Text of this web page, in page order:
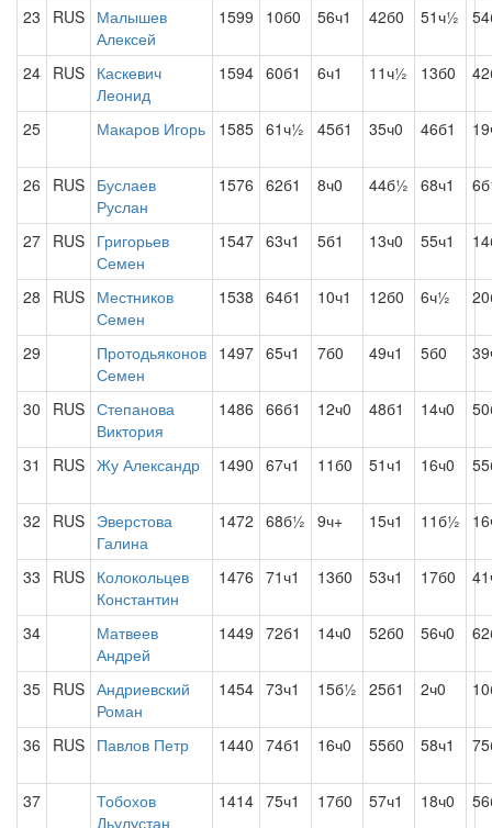
23 RUS Малышев
Алексей
1599 10б0 56ч1 42б0 51ч½
24 RUS Каскевич
Леонид
1594 60б1 6ч1 11ч½ 13б0
25 Макаров Игорь 1585 61ч½ 45б1 35ч0 46б1
26 RUS Буслаев
Руслан
1576 62б1 8ч0 44б½ 68ч1
27 RUS Григорьев
Семен
1547 63ч1 5б1 13ч0 55ч1
28 RUS Местников
Семен
1538 64б1 10ч1 12б0 6ч½
29
Протодьяконов
Семен
1497 65ч1 7б0 49ч1 5б0
30 RUS Степанова
Виктория
1486 66б1 12ч0 48б1 14ч0
31 RUS Жу Александр 1490 67ч1 11б0 51ч1 16ч0
32 RUS Эверстова
Галина
1472 68б½ 9ч+ 15ч1 11б½
33 RUS Колокольцев
Константин
1476 71ч1 13б0 53ч1 17б0
34
Матвеев
Андрей
1449 72б1 14ч0 52б0 56ч0
35 RUS Андриевский
Роман
1454 73ч1 15б½ 25б1 2ч0
36 RUS Павлов Петр 1440 74б1 16ч0 55б0 58ч1
37
Тобохов
Дьулустан
1414 75ч1 17б0 57ч1 18ч0